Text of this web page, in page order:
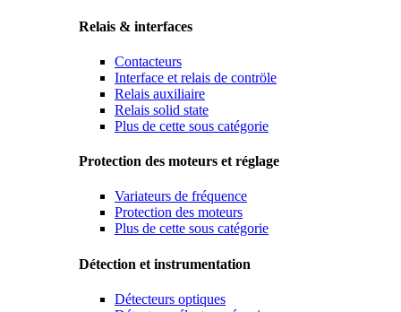
Relais & interfaces
Contacteurs
Interface et relais de contröle
Relais auxiliaire
Relais solid state
Plus de cette sous catégorie
Protection des moteurs et réglage
Variateurs de fréquence
Protection des moteurs
Plus de cette sous catégorie
Détection et instrumentation
Détecteurs optiques